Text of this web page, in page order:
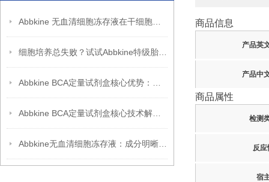
商品信息
产品英
产品中
商品属性
检测
反应
宿